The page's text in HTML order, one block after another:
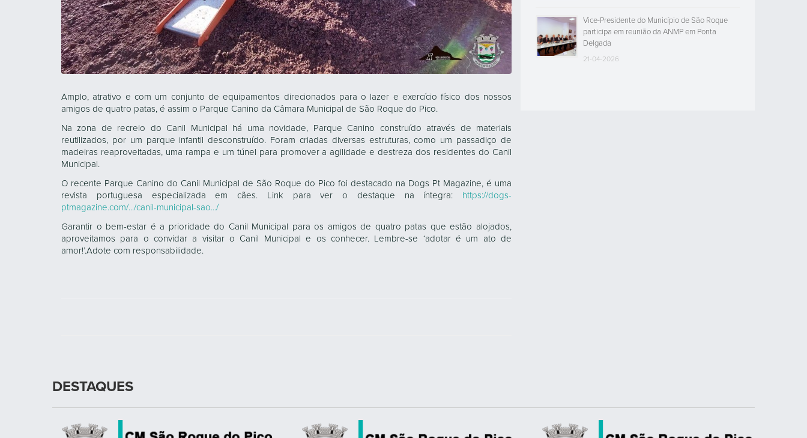
Amplo, atrativo e com um conjunto de equipamentos direcionados para o lazer e exercício físico dos nossos
amigos de quatro patas, é assim o Parque Canino da Câmara Municipal de São Roque do Pico.
Na zona de recreio do Canil Municipal há uma novidade, Parque Canino construído através de materiais
reutilizados, por um parque infantil desconstruído. Foram criadas diversas estruturas, como um passadiço de
madeiras reaproveitadas, uma rampa e um túnel para promover a agilidade e destreza dos residentes do Canil
Municipal.
O recente Parque Canino do Canil Municipal de São Roque do Pico foi destacado na Dogs Pt Magazine, é uma
revista portuguesa especializada em cães. Link para ver o destaque na íntegra: https://dogs-
ptmagazine.com/.../canil-municipal-sao.../
Garantir o bem-estar é a prioridade do Canil Municipal para os amigos de quatro patas que estão alojados,
aproveitamos para o convidar a visitar o Canil Municipal e os conhecer. Lembre-se ‘adotar é um ato de
amor!’.Adote com responsabilidade.
Vice-Presidente do Município de São Roque
participa em reunião da ANMP em Ponta
Delgada
21-04-2026
DESTAQUES